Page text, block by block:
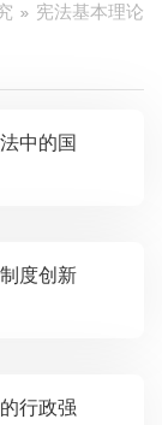
宪法基本理论